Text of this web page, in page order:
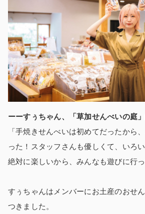
ーーすぅちゃん、「草加せんべいの庭
「手焼きせんべいは初めてだったから
った！スタッフさんも優しくて、いろ
絶対に楽しいから、みんなも遊びに行っ
すぅちゃんはメンバーにお土産のおせ
つきました。